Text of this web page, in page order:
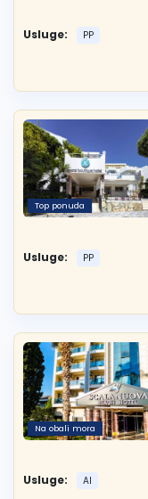
Usluge:
PP
Top ponuda
Usluge:
PP
Na obali mora
Usluge:
AI